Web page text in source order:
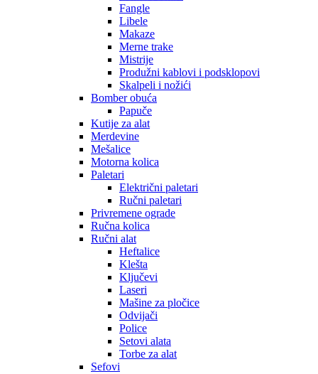
Fangle
Libele
Makaze
Merne trake
Mistrije
Produžni kablovi i podsklopovi
Skalpeli i nožići
Bomber obuća
Papuče
Kutije za alat
Merdevine
Mešalice
Motorna kolica
Paletari
Električni paletari
Ručni paletari
Privremene ograde
Ručna kolica
Ručni alat
Heftalice
Klešta
Ključevi
Laseri
Mašine za pločice
Odvijači
Police
Setovi alata
Torbe za alat
Sefovi